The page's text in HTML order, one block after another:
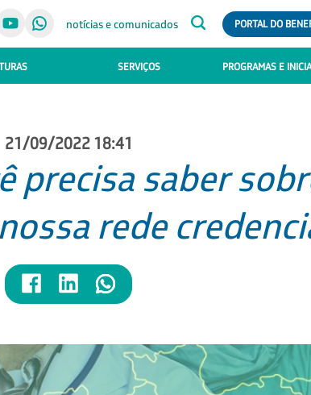
notícias e comunicados PORTAL DO
SERVIÇOS PROGRAMAS E
21/09/2022 18:41
precisa saber
rede